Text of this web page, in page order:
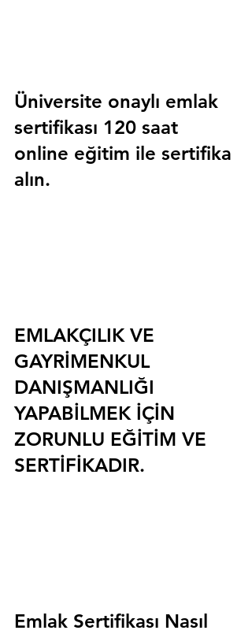
Üniversite onaylı emlak
sertifikası 120 saat
online eğitim ile sertifika
alın.
EMLAKÇILIK VE
GAYRİMENKUL
DANIŞMANLIĞI
YAPABİLMEK İÇİN
ZORUNLU EĞİTİM VE
SERTİFİKADIR.
Emlak Sertifikası Nasıl